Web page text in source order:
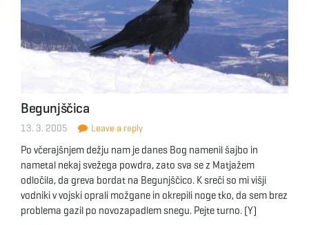
Begunjščica
13. 3. 2005 Leave a reply
Po včerajšnjem dežju nam je danes Bog namenil šajbo in
nametal nekaj svežega powdra, zato sva se z Matjažem
odločila, da greva bordat na Begunjščico. K sreči so mi višji
vodniki v vojski oprali možgane in okrepili noge tko, da sem brez
problema gazil po novozapadlem snegu. Pejte turno. (Y)